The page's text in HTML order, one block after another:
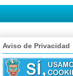
Aviso de Privacidad